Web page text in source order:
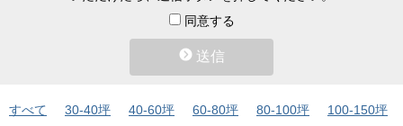
同意する
送信
すべて 30-40坪 40-60坪 60-80坪 80-100坪 100-150坪